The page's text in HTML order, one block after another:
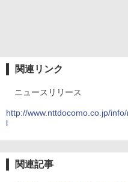
関連リンク
ニュースリリース
http://www.nttdocomo.co.jp/
l
関連記事